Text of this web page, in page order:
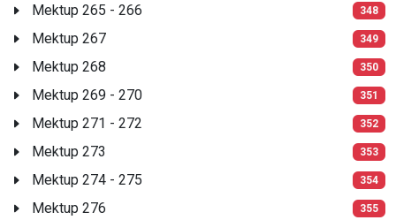
Mektup 265 - 266 348
Mektup 267 349
Mektup 268 350
Mektup 269 - 270 351
Mektup 271 - 272 352
Mektup 273 353
Mektup 274 - 275 354
Mektup 276 355